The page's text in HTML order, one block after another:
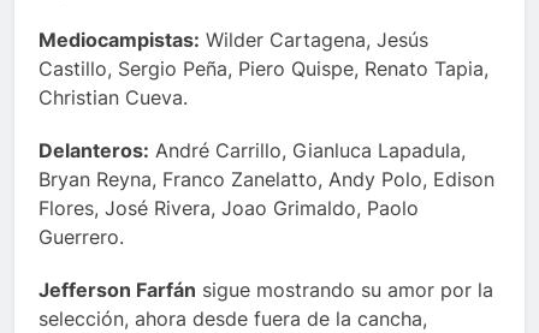
Mediocampistas: Wilder Cartagena, Jesús
Castillo, Sergio Peña, Piero Quispe, Renato Tapia,
Christian Cueva.
Delanteros: André Carrillo, Gianluca Lapadula,
Bryan Reyna, Franco Zanelatto, Andy Polo, Edison
Flores, José Rivera, Joao Grimaldo, Paolo
Guerrero.
Jefferson Farfán sigue mostrando su amor por la
selección, ahora desde fuera de la cancha,